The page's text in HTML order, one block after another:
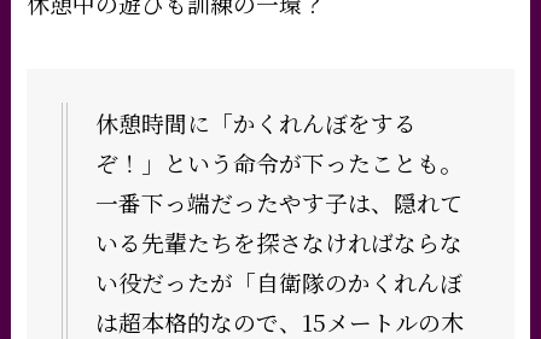
休憩時間に「かくれんぼをする
ぞ！」という命令が下ったことも。
一番下っ端だったやす子は、隠れて
いる先輩たちを探さなければならな
い役だったが「自衛隊のかくれんぼ
は超本格的なので、15メートルの木